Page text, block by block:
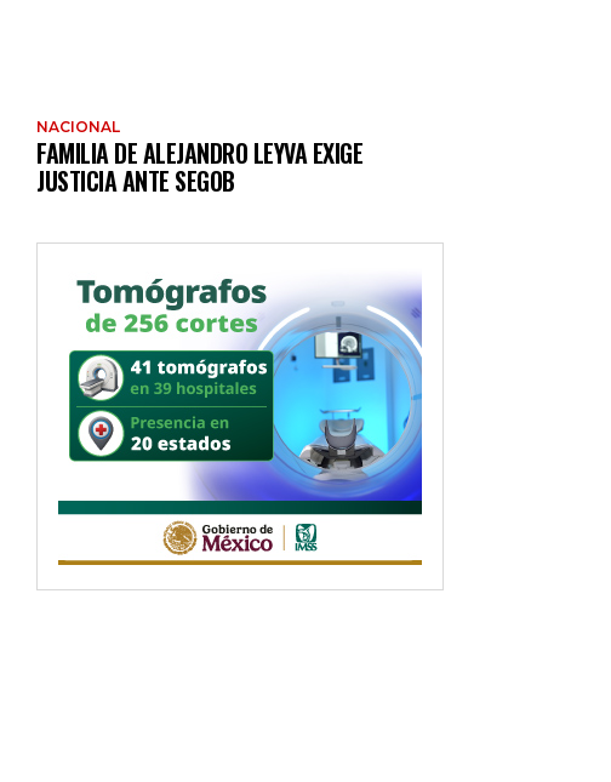
NACIONAL
FAMILIA DE ALEJANDRO LEYVA EXIGE
JUSTICIA ANTE SEGOB